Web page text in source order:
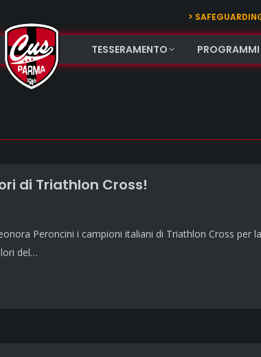
>
TESSERAMENTO
di Triathlon Cross!
Peroncini i campioni italiani di Triathlon Cross per
del…